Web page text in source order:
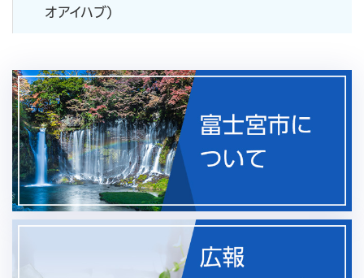
オアイハブ)